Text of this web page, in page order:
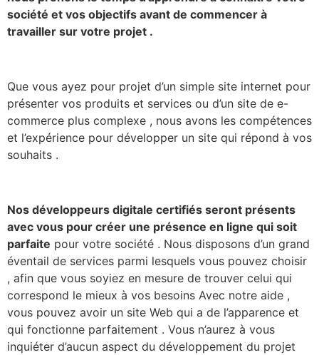
société et vos objectifs avant de commencer à
travailler sur votre projet .
Que vous ayez pour projet d’un simple site internet pour
présenter vos produits et services ou d’un site de e-
commerce plus complexe , nous avons les compétences
et l’expérience pour développer un site qui répond à vos
souhaits .
Nos développeurs digitale certifiés seront présents
avec vous pour créer une présence en ligne qui soit
parfaite pour votre société . Nous disposons d’un grand
éventail de services parmi lesquels vous pouvez choisir
, afin que vous soyiez en mesure de trouver celui qui
correspond le mieux à vos besoins Avec notre aide ,
vous pouvez avoir un site Web qui a de l’apparence et
qui fonctionne parfaitement . Vous n’aurez à vous
inquiéter d’aucun aspect du développement du projet